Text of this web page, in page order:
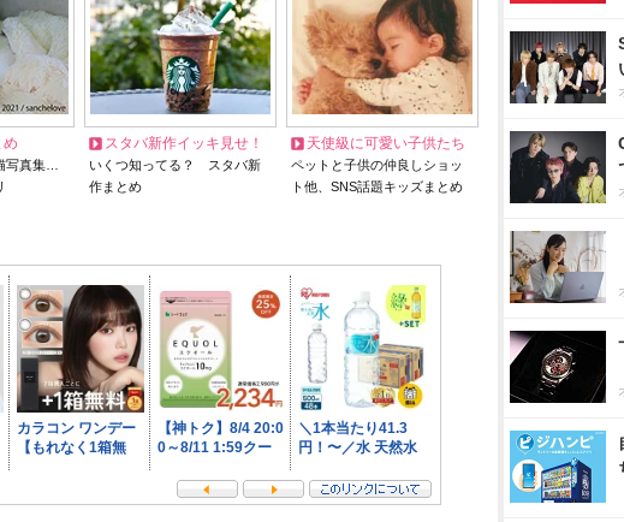
め
写真集…
スタバ新作イッキ見せ！
いくつ知ってる？ スタバ新
作まとめ
天使級に可愛い子供たち
ペットと子供の仲良しショッ
ト他、SNS話題キッズまとめ